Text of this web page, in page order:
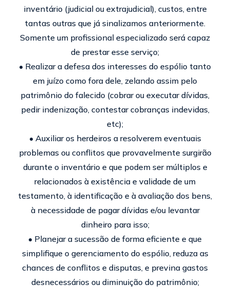
inventário (judicial ou extrajudicial), custos, entre
tantas outras que já sinalizamos anteriormente.
Somente um profissional especializado será capaz
de prestar esse serviço;
• Realizar a defesa dos interesses do espólio tanto
em juízo como fora dele, zelando assim pelo
patrimônio do falecido (cobrar ou executar dívidas,
pedir indenização, contestar cobranças indevidas,
etc);
• Auxiliar os herdeiros a resolverem eventuais
problemas ou conflitos que provavelmente surgirão
durante o inventário e que podem ser múltiplos e
relacionados à existência e validade de um
testamento, à identificação e à avaliação dos bens,
à necessidade de pagar dívidas e/ou levantar
dinheiro para isso;
• Planejar a sucessão de forma eficiente e que
simplifique o gerenciamento do espólio, reduza as
chances de conflitos e disputas, e previna gastos
desnecessários ou diminuição do patrimônio;